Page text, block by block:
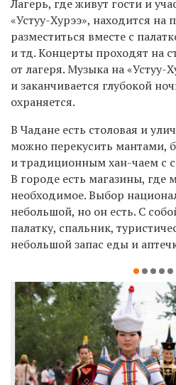
Лагерь, где живут гости и
«Устуу-Хурээ», находится на
разместиться вместе с
и тд. Концерты проходят на
от лагеря. Музыка на «Устуу-
и заканчивается глубокой
охраняется.
В Чадане есть столовая и
можно перекусить мантами,
и традиционным хан-чаем с
В городе есть магазины, где
необходимое. Выбор
небольшой, но он есть. С
палатку, спальник,
небольшой запас еды и